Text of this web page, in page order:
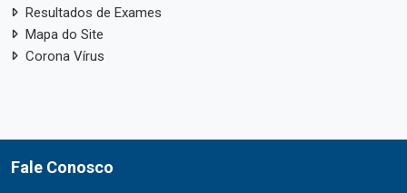
Resultados de Exames
Mapa do Site
Corona Vírus
Fale Conosco